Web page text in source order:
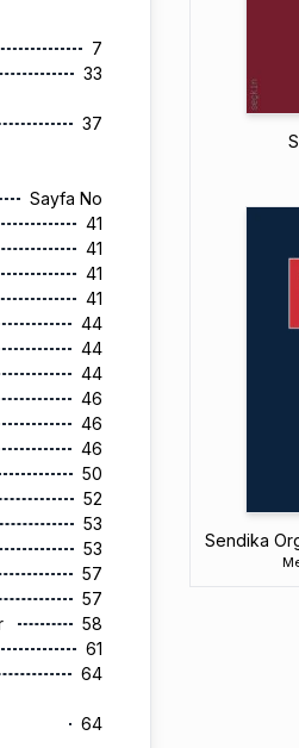
7
33
37
Sayfa No
41
41
41
41
44
44
44
46
46
46
50
52
53
53
57
57
58
61
64
64